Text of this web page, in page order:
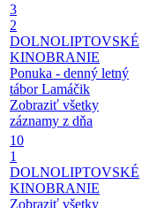
3
2
DOLNOLIPTOVSKÉ
KINOBRANIE
Ponuka - denný letný
tábor Lamáčik
Zobraziť všetky
záznamy z dňa
10
1
DOLNOLIPTOVSKÉ
KINOBRANIE
Zobraziť všetky